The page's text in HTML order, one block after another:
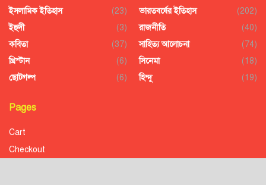
ইসলামিক ইতিহাস
(23)
ইহুদী
(3)
কবিতা
(37)
খ্রিস্টান
(6)
ছোটগল্প
(6)
ভারতবর্ষের ইতিহাস
(202)
রাজনীতি
(40)
সাহিত্য আলোচনা
(74)
সিনেমা
(18)
হিন্দু
(19)
Pages
Cart
Checkout